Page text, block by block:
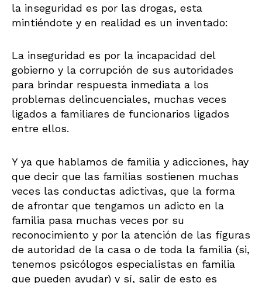
la inseguridad es por las drogas, esta
mintiéndote y en realidad es un inventado:
La inseguridad es por la incapacidad del
gobierno y la corrupción de sus autoridades
para brindar respuesta inmediata a los
problemas delincuenciales, muchas veces
ligados a familiares de funcionarios ligados
entre ellos.
Y ya que hablamos de familia y adicciones, hay
que decir que las familias sostienen muchas
veces las conductas adictivas, que la forma
de afrontar que tengamos un adicto en la
familia pasa muchas veces por su
reconocimiento y por la atención de las figuras
de autoridad de la casa o de toda la familia (si,
tenemos psicólogos especialistas en familia
que pueden ayudar) y sí, salir de esto es